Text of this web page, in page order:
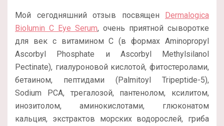
Мой сегодняшний отзыв посвящен Dermalogica
Biolumin C Eye Serum, очень приятной сыворотке
для век с витамином С (в формах Aminopropyl
Ascorbyl Phosphate и Ascorbyl Methylsilanol
Pectinate), гиалуроновой кислотой, фитостеролами,
бетаином, пептидами (Palmitoyl Tripeptide-5),
Sodium PCA, трегалозой, пантенолом, ксилитом,
инозитолом, аминокислотами, глюконатом
кальция, экстрактов морских водорослей, гриба